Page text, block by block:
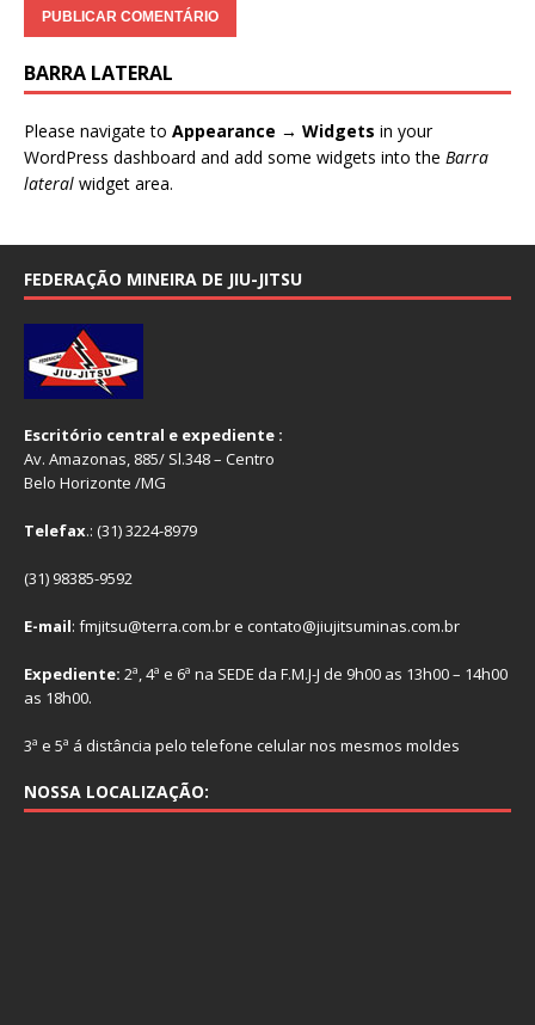
BARRA LATERAL
Please navigate to Appearance → Widgets in your
WordPress dashboard and add some widgets into the Barra
lateral widget area.
FEDERAÇÃO MINEIRA DE JIU-JITSU
Escritório central e expediente :
Av. Amazonas, 885/ Sl.348 – Centro
Belo Horizonte /MG
Telefax.: (31) 3224-8979
(31) 98385-9592
E-mail: fmjitsu@terra.com.br e contato@jiujitsuminas.com.br
Expediente: 2ª, 4ª e 6ª na SEDE da F.M.J-J de 9h00 as 13h00 – 14h00
as 18h00.
3ª e 5ª á distância pelo telefone celular nos mesmos moldes
NOSSA LOCALIZAÇÃO: